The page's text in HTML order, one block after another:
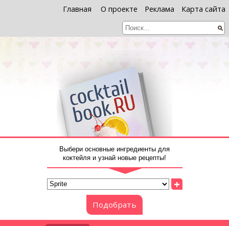
Главная О проекте Реклама Карта сайта
Выбери основные ингредиенты для
коктейля и узнай новые рецепты!
+
Подобрать